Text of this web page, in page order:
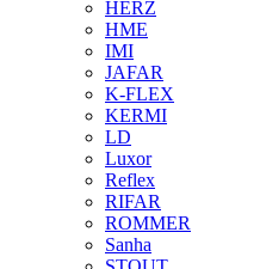
HERZ
HME
IMI
JAFAR
K-FLEX
KERMI
LD
Luxor
Reflex
RIFAR
ROMMER
Sanha